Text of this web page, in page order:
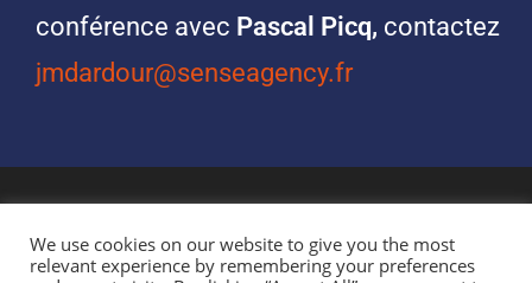
conférence avec Pascal Picq, contactez
jmdardour@senseagency.fr
We use cookies on our website to give you the most
relevant experience by remembering your preferences